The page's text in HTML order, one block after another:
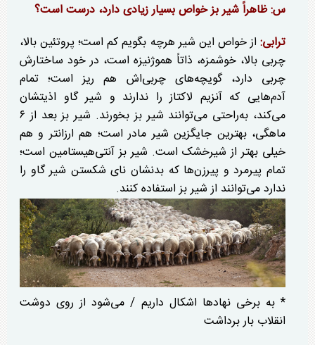
س: ظاهراً شیر بز خواص بسیار زیادی دارد، درست است؟
ترابی: از خواص این شیر هرچه بگویم کم است؛ پروتئین بالا،
چربی بالا، خوشمزه، ذاتاً هموژنیزه است، در خود ساختارش
چربی دارد، گویچه‌های چربی‌اش هم ریز است؛ تمام
آدم‌هایی که آنزیم لاکتاز را ندارند و شیر گاو اذیتشان
می‌کند، به‌راحتی می‌توانند شیر بز بخورند. شیر بز بعد از ۶
ماهگی، بهترین جایگزین شیر مادر است؛ هم ارزانتر و هم
خیلی بهتر از شیرخشک است. شیر بز آنتی‌هیستامین است؛
تمام پیرمرد و پیرزن‌ها که بدنشان نای شکستن شیر گاو را
ندارد می‌توانند از شیر بز استفاده کنند.
* به برخی نهاد‌ها اشکال داریم / می‌شود از روی دوشت
انقلاب بار برداشت